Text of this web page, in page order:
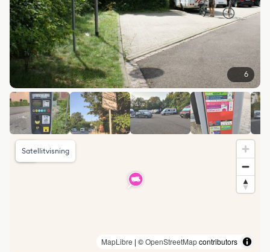
6
MapLibre | ©OpenStreetMapcontributors
Satellitvisning